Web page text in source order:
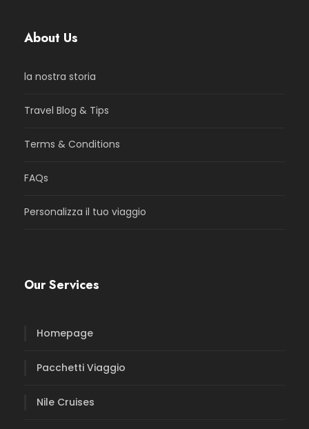
About Us
la nostra storia
Travel Blog & Tips
Terms & Conditions
FAQs
Personalizza il tuo viaggio
Our Services
Homepage
Pacchetti Viaggio
Nile Cruises